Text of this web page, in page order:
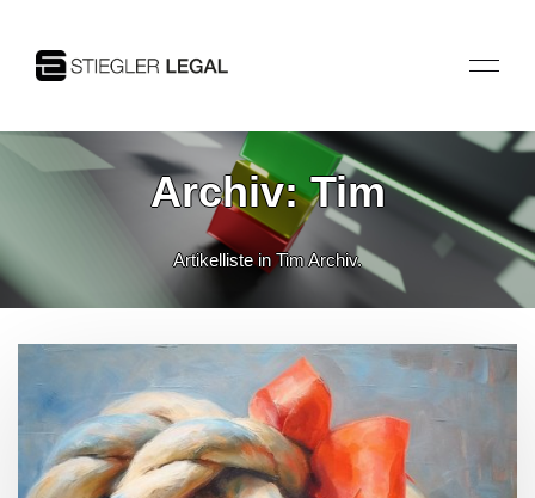
Archiv: Tim
Artikelliste in Tim Archiv.